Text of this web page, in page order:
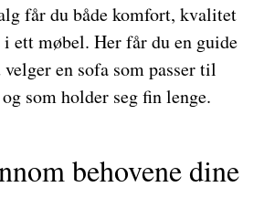
får du både komfort, kvalitet
ett møbel. Her får du en guide
en sofa som passer til
som holder seg fin lenge.
behovene dine